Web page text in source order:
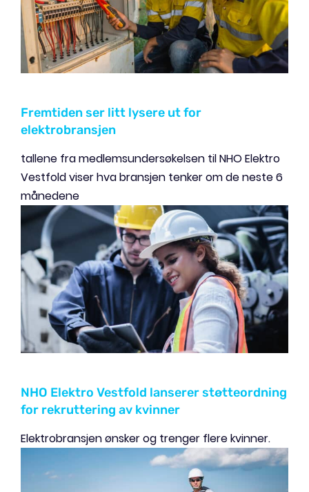
Fremtiden ser litt lysere ut for
elektrobransjen
tallene fra medlemsundersøkelsen til NHO Elektro
Vestfold viser hva bransjen tenker om de neste 6
månedene
NHO Elektro Vestfold lanserer støtteordning
for rekruttering av kvinner
Elektrobransjen ønsker og trenger flere kvinner.